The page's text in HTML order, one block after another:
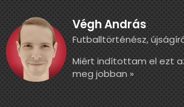
Végh András
Futballtörténész,
Miért indítottam el ezt
meg jobban »